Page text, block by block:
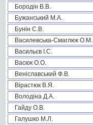
Бородін В.В.
Бужанський М.А.
Бунін С.В.
Василевська-Смаглюк О.М.
Васильєв І.С.
Васюк О.О.
Веніславський Ф.В.
Вірастюк В.Я.
Володіна Д.А.
Гайду О.В.
Галушко М.Л.